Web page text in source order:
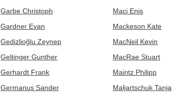
Garbe Christoph
Gardner Evan
Gedizlioğlu Zeynep
Geltinger Gunther
Gerhardt Frank
Germanus Sander
Maci Enis
Mackeson Kate
MacNeil Kevin
MacRae Stuart
Maintz Philipp
Maljartschuk Tanja